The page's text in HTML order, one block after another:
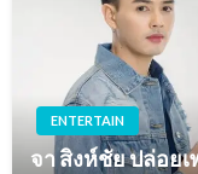
ENTERTAIN
จา สิงห์ชัย ปล่อยเ